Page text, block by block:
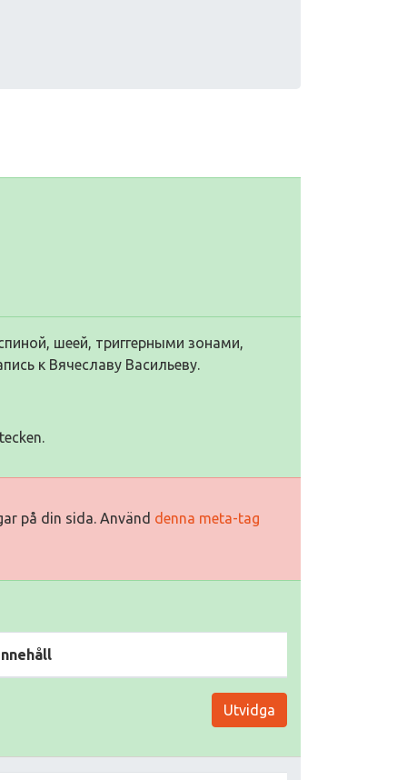
шеей, триггерными зонами,
к Вячеславу Васильеву.
på din sida. Använd denna meta-tag
Utvidga